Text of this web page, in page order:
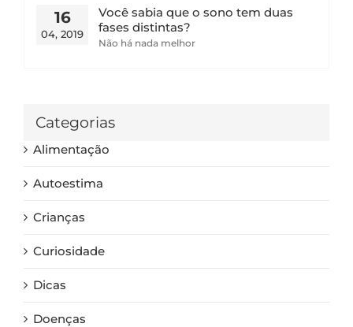
16
04, 2019
Você sabia que o sono tem duas
fases distintas?
Não há nada melhor
Categorias
Alimentação
Autoestima
Crianças
Curiosidade
Dicas
Doenças